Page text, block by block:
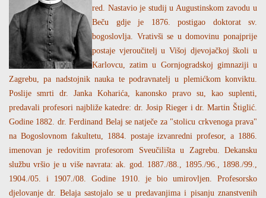
red. Nastavio je studij u Augustinskom zavodu u
Beču gdje je 1876. postigao doktorat sv.
bogoslovlja. Vrativši se u domovinu ponajprije
postaje vjeroučitelj u Višoj djevojačkoj školi u
Karlovcu, zatim u Gornjogradskoj gimnaziji u
Zagrebu, pa nadstojnik nauka te podravnatelj u plemićkom konviktu.
Poslije smrti dr. Janka Koharića, kanonsko pravo su, kao suplenti,
predavali profesori najbliže katedre: dr. Josip Rieger i dr. Martin Štiglić.
Godine 1882. dr. Ferdinand Belaj se natječe za "stolicu crkvenoga prava"
na Bogoslovnom fakultetu, 1884. postaje izvanredni profesor, a 1886.
imenovan je redovitim profesorom Sveučilišta u Zagrebu. Dekansku
službu vršio je u više navrata: ak. god. 1887./88., 1895./96., 1898./99.,
1904./05. i 1907./08. Godine 1910. je bio umirovljen. Profesorsko
djelovanje dr. Belaja sastojalo se u predavanjima i pisanju znanstvenih